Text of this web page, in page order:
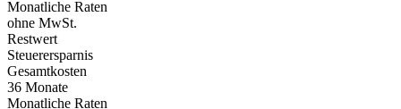
Monatliche Raten
ohne MwSt.
Restwert
Steuerersparnis
Gesamtkosten
36 Monate
Monatliche Raten